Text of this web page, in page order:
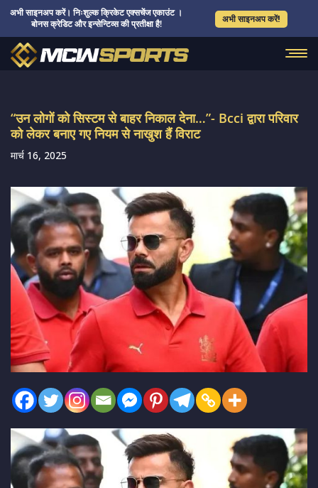
अभी साइनअप करें। निःशुल्क क्रिकेट एक्सचेंज एकाउंट ।
बोनस क्रेडिट और इन्सेन्टिव्स की प्रतीक्षा है!
अभी साइनअप करें!
“उन लोगों को सिस्टम से बाहर निकाल देना…”- Bcci द्वारा परिवार
को लेकर बनाए गए नियम से नाखुश हैं विराट
मार्च 16, 2025